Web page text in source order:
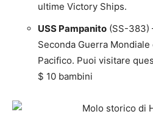
ultime Victory Ships.
USS Pampanito (SS-383)
Seconda Guerra
Pacifico. Puoi visitare
$ 10 bambini